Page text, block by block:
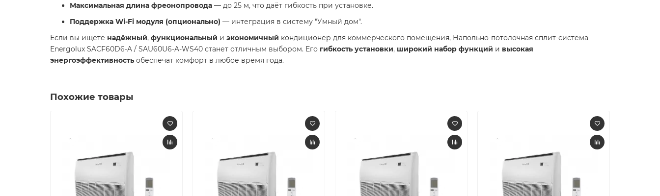
Максимальная длина фреонопровода — до 25 м, что даёт гибкость при установке.
Поддержка Wi-Fi модуля (опционально) — интеграция в систему "Умный дом".
Если вы ищете надёжный, функциональный и экономичный кондиционер для коммерческого помещения, Напольно-потолочная сплит-система
Energolux SAСF60D6-A / SAU60U6-A-WS40 станет отличным выбором. Его гибкость установки, широкий набор функций и высокая
энергоэффективность обеспечат комфорт в любое время года.
Похожие товары